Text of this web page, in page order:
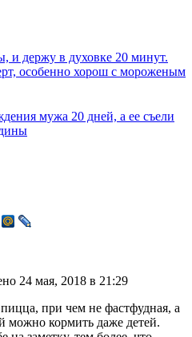
и держу в духовке 20 минут.
особенно хорош с мороженым
мужа 20 дней, а ее съели
24 мая, 2018 в 21:29
при чем не фастфудная, а
можно кормить даже детей.